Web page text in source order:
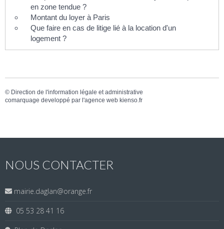
en zone tendue ?
Montant du loyer à Paris
Que faire en cas de litige lié à la location d'un
logement ?
© Direction de l'information légale et administrative
comarquage developpé par l'agence web kienso.fr
NOUS CONTACTER
mairie.daglan@orange.fr
05 53 28 41 16